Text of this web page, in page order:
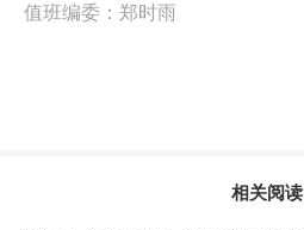
值班编委： 郑时雨
相关阅读